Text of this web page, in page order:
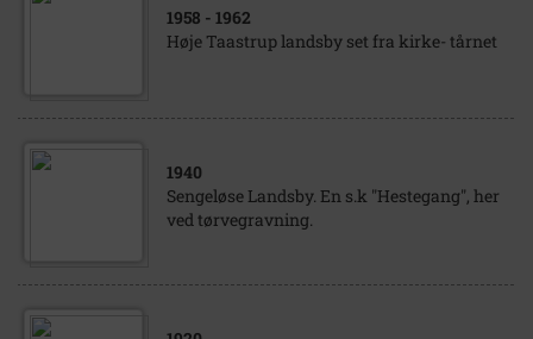
1958 - 1962
Høje Taastrup landsby set fra kirke- tårnet
1940
Sengeløse Landsby. En s.k "Hestegang", her
ved tørvegravning.